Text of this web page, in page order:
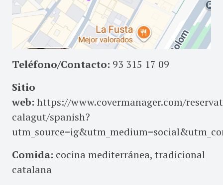
Teléfono/Contacto: 93 315 17 09
Sitio
web: https://www.covermanager.com/
calagut/spanish?
Comida: cocina mediterránea, tradicional
catalana